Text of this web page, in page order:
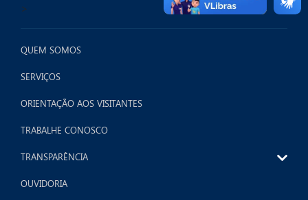
>
QUEM SOMOS
SERVIÇOS
ORIENTAÇÃO AOS VISITANTES
TRABALHE CONOSCO
TRANSPARÊNCIA
OUVIDORIA